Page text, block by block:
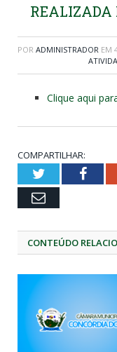
REALIZADA
POR ADMINISTRADOR EM
Clique aqui
COMPARTILHAR:
Twitter
Email
CONTEÚDO